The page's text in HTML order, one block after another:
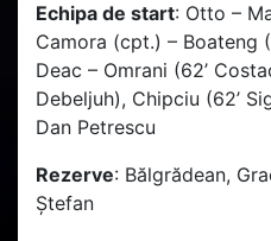
Echipa de start: Otto –
Camora (cpt.) – Boateng
Deac – Omrani (62’
Debeljuh), Chipciu (62’
Dan Petrescu
Rezerve: Bălgrădean,
Ștefan